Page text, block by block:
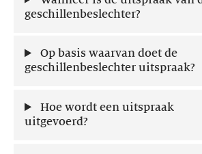
geschillenbeslechter?
Op basis waarvan doet de
geschillenbeslechter uitspraak?
Hoe wordt een uitspraak
uitgevoerd?